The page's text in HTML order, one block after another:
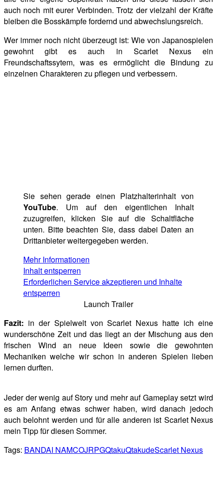
auch noch mit eurer Verbinden. Trotz der vielzahl der Kräfte
bleiben die Bosskämpfe fordernd und abwechslungsreich.
Wer immer noch nicht überzeugt ist: Wie von Japanospielen
gewohnt gibt es auch in Scarlet Nexus ein
Freundschaftssytem, was es ermöglicht die Bindung zu
einzelnen Charakteren zu pflegen und verbessern.
Sie sehen gerade einen Platzhalterinhalt von
YouTube. Um auf den eigentlichen Inhalt
zuzugreifen, klicken Sie auf die Schaltfläche
unten. Bitte beachten Sie, dass dabei Daten an
Drittanbieter weitergegeben werden.
Mehr Informationen
Inhalt entsperren
Erforderlichen Service akzeptieren und Inhalte
entsperren
Launch Trailer
Fazit: in der Spielwelt von Scarlet Nexus hatte ich eine
wunderschöne Zeit und das liegt an der Mischung aus den
frischen Wind an neue Ideen sowie die gewohnten
Mechaniken welche wir schon in anderen Spielen lieben
lernen durften.
Jeder der wenig auf Story und mehr auf Gameplay setzt wird
es am Anfang etwas schwer haben, wird danach jedoch
auch belohnt werden und für alle anderen ist Scarlet Nexus
mein Tipp für diesen Sommer.
Tags: BANDAI NAMCOJRPGQtakuQtakudeScarlet Nexus